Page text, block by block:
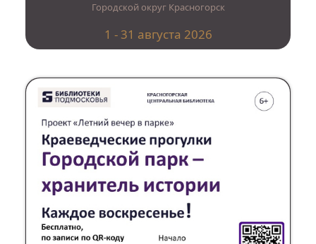
Городской округ Красногорск
1 - 31 августа 2026